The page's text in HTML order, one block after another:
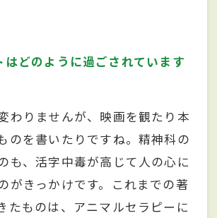
はどのように過ごされています
わりませんが、映画を観たり本
のを書いたりですね。精神科の
も、活字中毒が高じて人の心に
がきっかけです。これまでの著
たものは、アニマルセラピーに